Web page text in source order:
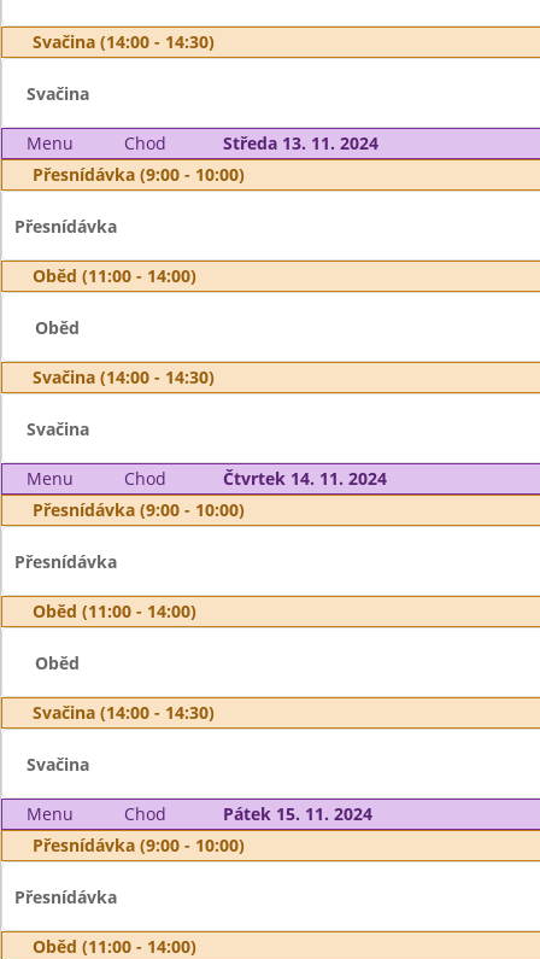
Svačina (14:00 - 14:30)
Svačina
Menu Chod
Středa 13. 11. 2024
Přesnídávka (9:00 - 10:00)
Přesnídávka
Oběd (11:00 - 14:00)
Oběd
Svačina (14:00 - 14:30)
Svačina
Menu Chod
Čtvrtek 14. 11. 2024
Přesnídávka (9:00 - 10:00)
Přesnídávka
Oběd (11:00 - 14:00)
Oběd
Svačina (14:00 - 14:30)
Svačina
Menu Chod
Pátek 15. 11. 2024
Přesnídávka (9:00 - 10:00)
Přesnídávka
Oběd (11:00 - 14:00)